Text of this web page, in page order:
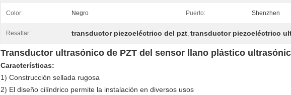
Color: Negro Puerto: Shenzhen
Resaltar: transductor piezoeléctrico del pzt, transductor piezoeléctrico
Transductor ultrasónico de PZT del sensor llano plástico
Características:
1) Construcción sellada rugosa
2) El diseño cilíndrico permite la instalación en diversos usos